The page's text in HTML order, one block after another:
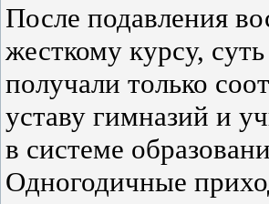
После подавления
жесткому курсу,
получали только
уставу гимназий и
в системе
Одногодичные